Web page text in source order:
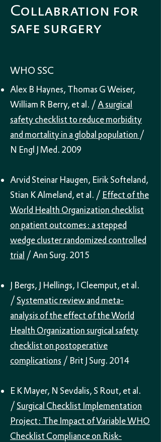
Collabration for
safe surgery
WHO SSC
Alex B Haynes, Thomas G Weiser,
William R Berry, et al. /A surgical
safety checklist to reduce morbidity
and mortality in a global population /
N Engl J Med. 2009
Arvid Steinar Haugen, Eirik Softeland,
Stian K Almeland, et al. / Effect of the
World Health Organization checklist
on patient outcomes: a stepped
wedge cluster randomized controlled
trial / Ann Surg. 2015
J Bergs, J Hellings, I Cleemput, et al.
/ Systematic review and meta-
analysis of the effect of the World
Health Organization surgical safety
checklist on postoperative
complications / Brit J Surg. 2014
E K Mayer, N Sevdalis, S Rout, et al.
/ Surgical Checklist Implementation
Project: The Impact of Variable WHO
Checklist Compliance on Risk-